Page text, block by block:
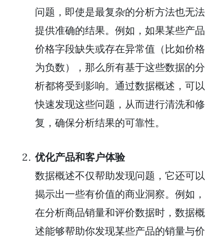
问题，即使是最复杂的分析方法也无法
提供准确的结果。例如，如果某些产品
价格字段缺失或存在异常值（比如价格
为负数），那么所有基于这些数据的分
析都将受到影响。通过数据概述，可以
快速发现这些问题，从而进行清洗和修
复，确保分析结果的可靠性。
优化产品和客户体验
数据概述不仅帮助发现问题，它还可以
揭示出一些有价值的商业洞察。例如，
在分析商品销量和评价数据时，数据概
述能够帮助你发现某些产品的销量与价